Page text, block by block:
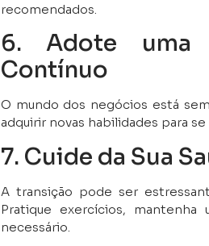
recomendados.
6. Adote uma
Contínuo
O mundo dos negócios está
adquirir novas habilidades para
7. Cuide da Sua
A transição pode ser
Pratique exercícios,
necessário.